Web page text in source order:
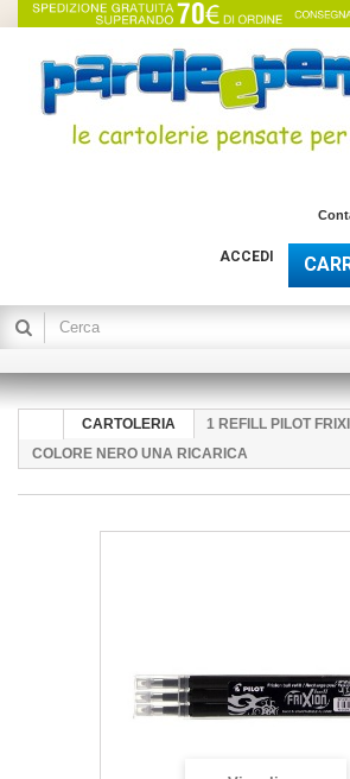
ACCEDI
CARTOLERIA
1 REFILL PILOT
COLORE NERO UNA RICARICA